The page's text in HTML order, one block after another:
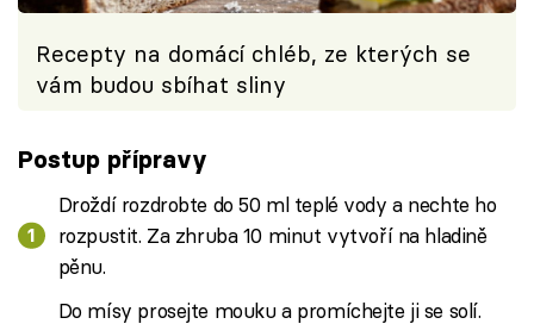
Recepty na domácí chléb, ze kterých se
vám budou sbíhat sliny
Postup přípravy
Droždí rozdrobte do 50 ml teplé vody a nechte ho
rozpustit. Za zhruba 10 minut vytvoří na hladině
pěnu.
Do mísy prosejte mouku a promíchejte ji se solí.